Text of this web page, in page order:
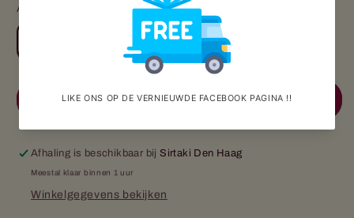
Aantal
wijn
0.7Ltr
Aantal
verhogen
Fles
wijn
0.7Ltr
Aan winkelwagen toevoegen
Afhaling is beschikbaar bijSirtaki Den Haag
Meestal klaar binnen 1 uur
Winkelgegevens bekijken